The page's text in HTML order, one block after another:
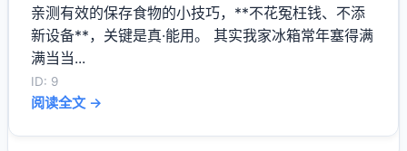
亲测有效的保存食物的小技巧，**不花冤枉钱、不添
新设备**，关键是真·能用。 其实我家冰箱常年塞得满
满当当...
ID: 9
阅读全文 →